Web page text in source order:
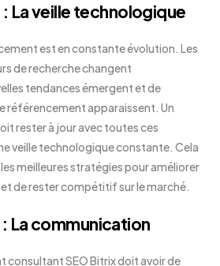
La veille technologique
est en constante évolution. Les
de recherche changent
tendances émergent et de
référencement apparaissent. Un
rester à jour avec toutes ces
veille technologique constante. Cela
meilleures stratégies pour améliorer
de rester compétitif sur le marché.
La communication
consultant SEO Bitrix doit avoir de